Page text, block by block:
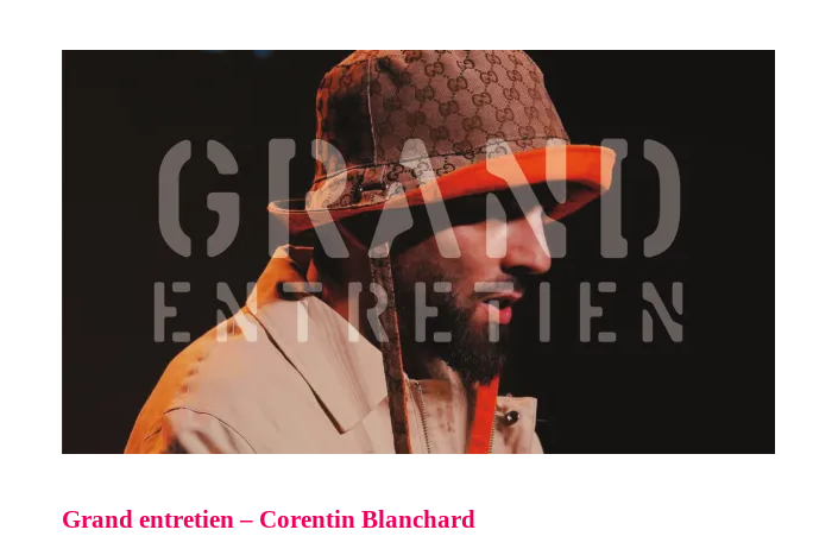
Grand entretien – Corentin Blanchard